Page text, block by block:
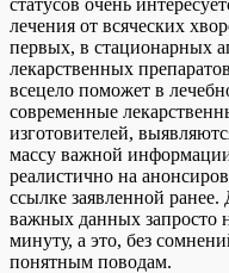
лечения от всяческих
первых, в стационарных
лекарственных
всецело поможет в
современные
изготовителей,
массу важной
реалистично на
ссылке заявленной
важных данных запросто
минуту, а это, без
понятным поводам.